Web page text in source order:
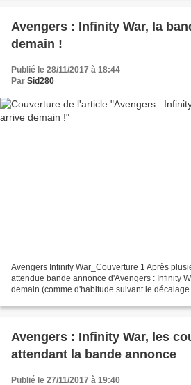
Avengers : Infinity War, la
demain !
Publié le 28/11/2017 à 18:44
Par Sid280
Avengers Infinity War_Couverture 1 Après
attendue bande annonce d'Avengers : Infinity
demain (comme d'habitude suivant le
Avengers : Infinity War, les
attendant la bande annonce
Publié le 27/11/2017 à 19:40